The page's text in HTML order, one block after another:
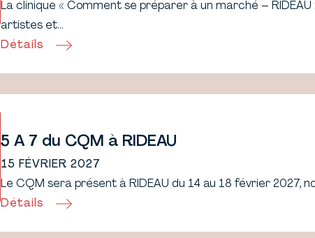
La clinique « Comment se préparer à un marché –
artistes et…
Détails
5 À 7 du CQM à RIDEAU
15 FÉVRIER 2027
Le CQM sera présent à RIDEAU du 14 au 18 février 2027,
Détails